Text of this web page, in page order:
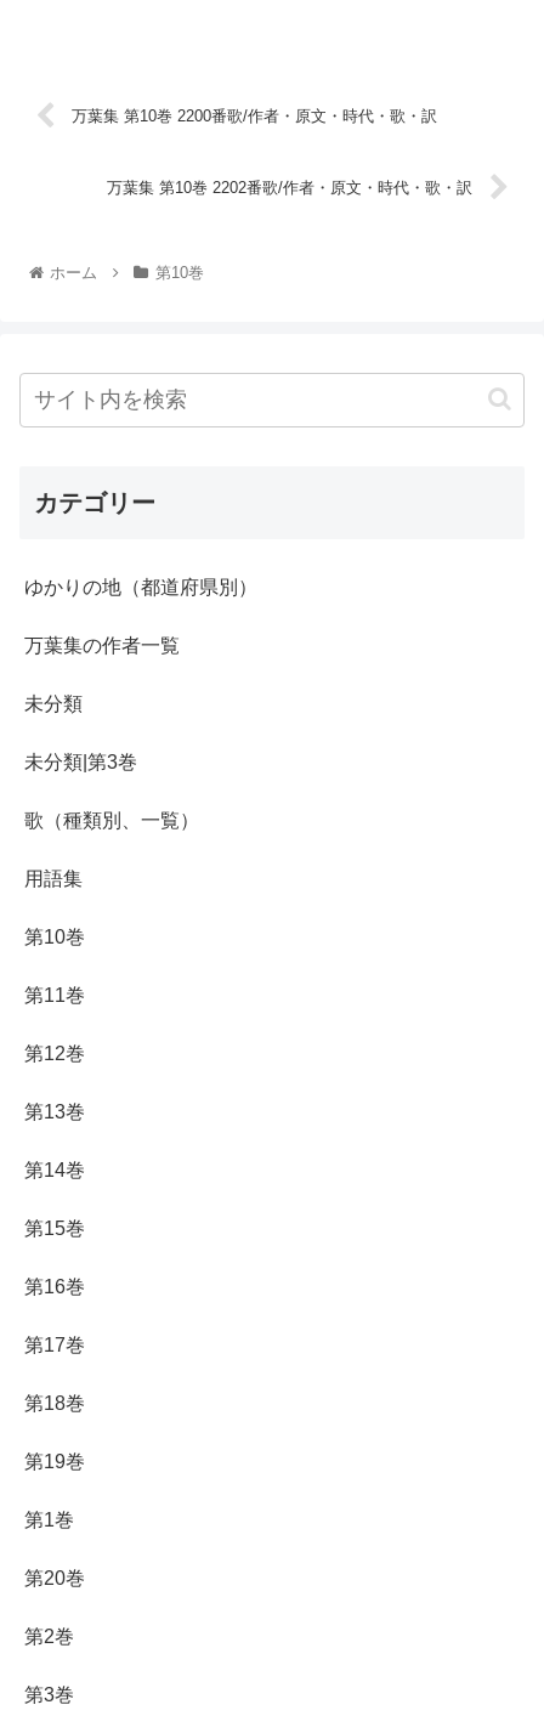
万葉集 第10巻 2200番歌/作者・原文・時代・歌・訳
万葉集 第10巻 2202番歌/作者・原文・時代・歌・訳
ホーム 第10巻
カテゴリー
ゆかりの地（都道府県別）
万葉集の作者一覧
未分類
未分類|第3巻
歌（種類別、一覧）
用語集
第10巻
第11巻
第12巻
第13巻
第14巻
第15巻
第16巻
第17巻
第18巻
第19巻
第1巻
第20巻
第2巻
第3巻